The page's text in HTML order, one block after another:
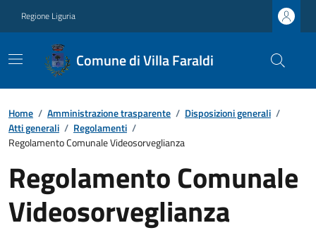
Regione Liguria
Comune di Villa Faraldi
Home / Amministrazione trasparente / Disposizioni generali /
Atti generali / Regolamenti /
Regolamento Comunale Videosorveglianza
Regolamento Comunale
Videosorveglianza